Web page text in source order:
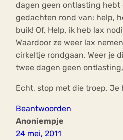
dagen geen ontlasting hebt
gedachten rond van: help,
buik! Of, Help, ik heb lax
Waardoor ze weer lax
cirkeltje rondgaan. Weer je
twee dagen geen
Echt, stop met die troep. Je
Beantwoorden
Anoniempje
24 mei, 2011